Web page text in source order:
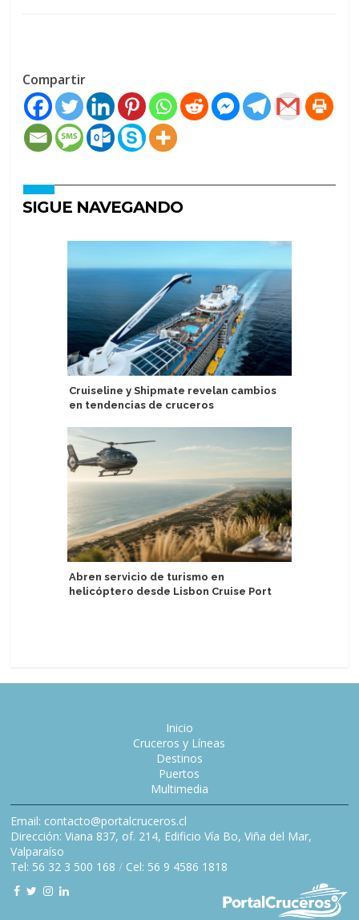
Compartir
SIGUE NAVEGANDO
Cruiseline y Shipmate revelan cambios
en tendencias de cruceros
Abren servicio de turismo en
helicóptero desde Lisbon Cruise Port
Inicio
Cruceros y Líneas
Destinos
Puertos
Multimedia
Email: contacto@portalcruceros.cl
Dirección: Viana 837, of. 214, Edificio Vía Bo, Viña del Mar,
Valparaíso
Tel: 56 32 3 500 168 / Cel: 56 9 4586 1818